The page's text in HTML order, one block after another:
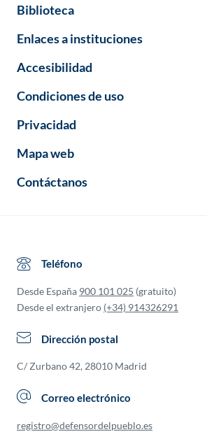
Biblioteca
Enlaces a instituciones
Accesibilidad
Condiciones de uso
Privacidad
Mapa web
Contáctanos
Teléfono
Desde España 900 101 025 (gratuito)
Desde el extranjero (+34) 914326291
Dirección postal
C/ Zurbano 42, 28010 Madrid
Correo electrónico
registro@defensordelpueblo.es